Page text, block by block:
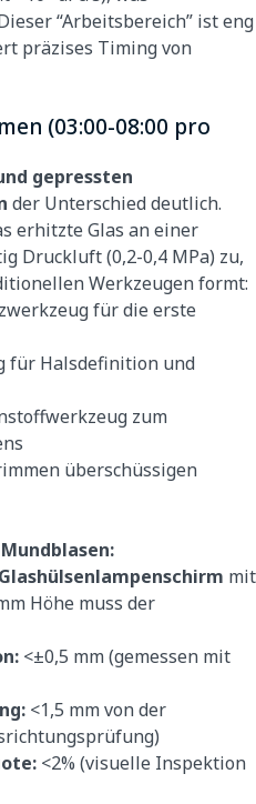
“Arbeitsbereich” ist eng
präzises Timing von
(03:00-08:00 pro
gepressten
der Unterschied deutlich.
erhitzte Glas an einer
Druckluft (0,2-0,4 MPa) zu,
Werkzeugen formt:
für die erste
für Halsdefinition und
zum
überschüssigen
mit
Höhe muss der
<±0,5 mm (gemessen mit
<1,5 mm von der
<2% (visuelle Inspektion